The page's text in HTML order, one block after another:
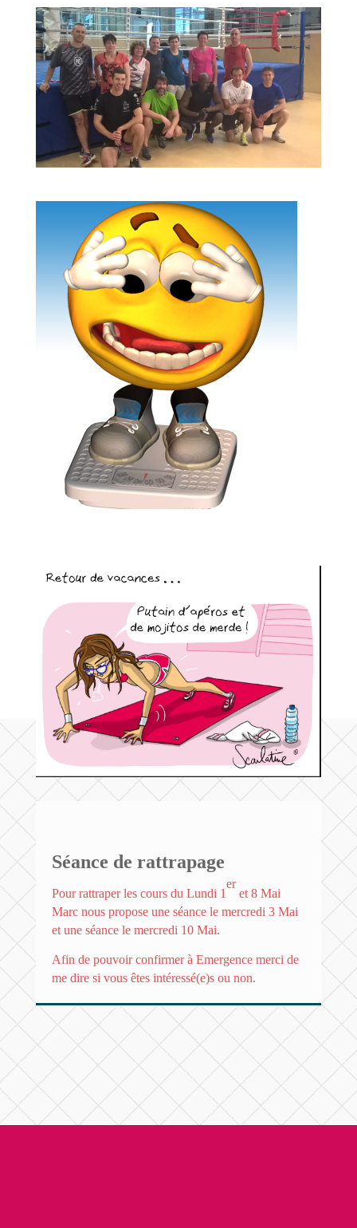
Séance de rattrapage
Pour rattraper les cours du Lundi 1
er
et 8 Mai
Marc nous propose une séance le mercredi 3 Mai
et une séance le mercredi 10 Mai.
Afin de pouvoir confirmer à Emergence merci de
me dire si vous êtes intéressé(e)s ou non.